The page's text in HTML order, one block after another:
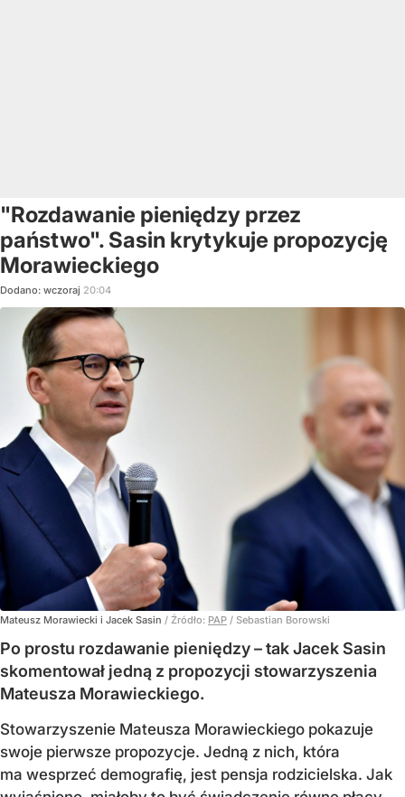
"Rozdawanie pieniędzy przez
państwo". Sasin krytykuje propozycję
Morawieckiego
Dodano: wczoraj 20:04
Mateusz Morawiecki i Jacek Sasin / Źródło: PAP / Sebastian Borowski
Po prostu rozdawanie pieniędzy – tak Jacek Sasin
skomentował jedną z propozycji stowarzyszenia
Mateusza Morawieckiego.
Stowarzyszenie Mateusza Morawieckiego pokazuje
swoje pierwsze propozycje. Jedną z nich, która
ma wesprzeć demografię, jest pensja rodzicielska. Jak